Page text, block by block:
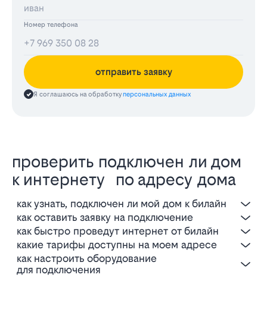
Номер телефона
отправить заявку
Я соглашаюсь на обработкуперсональных данных
проверить подключен ли дом
к интернету по адресу дома
как узнать, подключен ли мой дом к билайн
как оставить заявку на подключение
как быстро проведут интернет от билайн
какие тарифы доступны на моем адресе
как настроить оборудование
для подключения